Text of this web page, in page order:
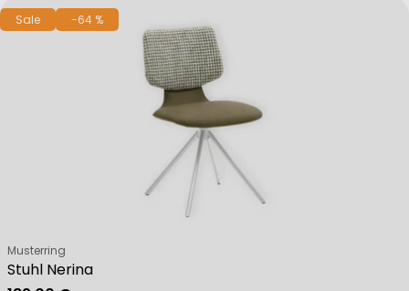
Sale -64 %
Stuhl Nerina
Verkäufer:
Musterring